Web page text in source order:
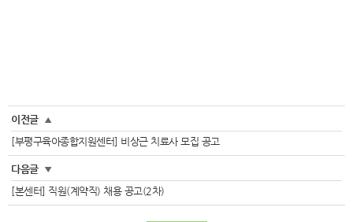
이전글 ▲
[부평구육아종합지원센터] 비상근 치료사 모집 공고
다음글 ▼
[본센터] 직원(계약직) 채용 공고(2차)